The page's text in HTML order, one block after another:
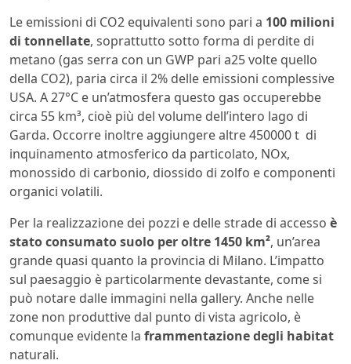
Le emissioni di CO2 equivalenti sono pari a 100 milioni
di tonnellate, soprattutto sotto forma di perdite di
metano (gas serra con un GWP pari a25 volte quello
della CO2), paria circa il 2% delle emissioni complessive
USA. A 27°C e un’atmosfera questo gas occuperebbe
circa 55 km³, cioè più del volume dell’intero lago di
Garda. Occorre inoltre aggiungere altre 450000 t di
inquinamento atmosferico da particolato, NOx,
monossido di carbonio, diossido di zolfo e componenti
organici volatili.
Per la realizzazione dei pozzi e delle strade di accesso è
stato consumato suolo per oltre 1450 km², un’area
grande quasi quanto la provincia di Milano. L’impatto
sul paesaggio è particolarmente devastante, come si
può notare dalle immagini nella gallery. Anche nelle
zone non produttive dal punto di vista agricolo, è
comunque evidente la frammentazione degli habitat
naturali.